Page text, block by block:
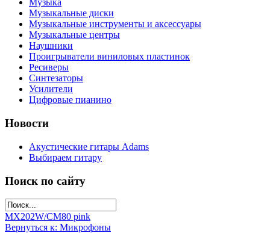
Музыка
Музыкальные диски
Музыкальные инструменты и аксессуары
Музыкальные центры
Наушники
Проигрыватели виниловых пластинок
Ресиверы
Синтезаторы
Усилители
Цифровые пианино
Новости
Акустические гитары Adams
Выбираем гитару
Поиск по сайту
MX202W/CM80 pink
Вернуться к: Микрофоны